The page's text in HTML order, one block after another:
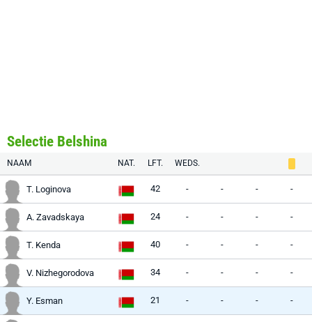
Selectie Belshina
NAAM NAT. LFT. WEDS.
T. Loginova 42 - - - -
A. Zavadskaya 24 - - - -
T. Kenda 40 - - - -
V. Nizhegorodova 34 - - - -
Y. Esman 21 - - - -